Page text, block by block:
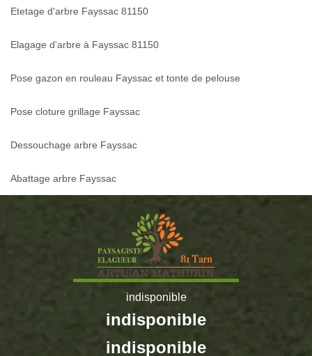
Etetage d'arbre Fayssac 81150
Elagage d'arbre à Fayssac 81150
Pose gazon en rouleau Fayssac et tonte de pelouse
Pose cloture grillage Fayssac
Dessouchage arbre Fayssac
Abattage arbre Fayssac
indisponible
indisponible
indisponible